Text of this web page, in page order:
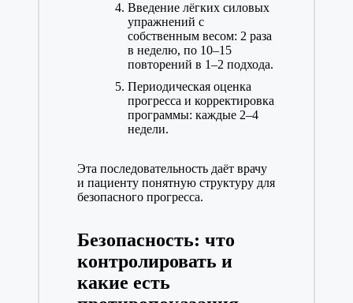
Введение лёгких силовых
упражнений с
собственным весом: 2 раза
в неделю, по 10–15
повторений в 1–2 подхода.
Периодическая оценка
прогресса и корректировка
программы: каждые 2–4
недели.
Эта последовательность даёт врачу
и пациенту понятную структуру для
безопасного прогресса.
Безопасность: что
контролировать и
какие есть